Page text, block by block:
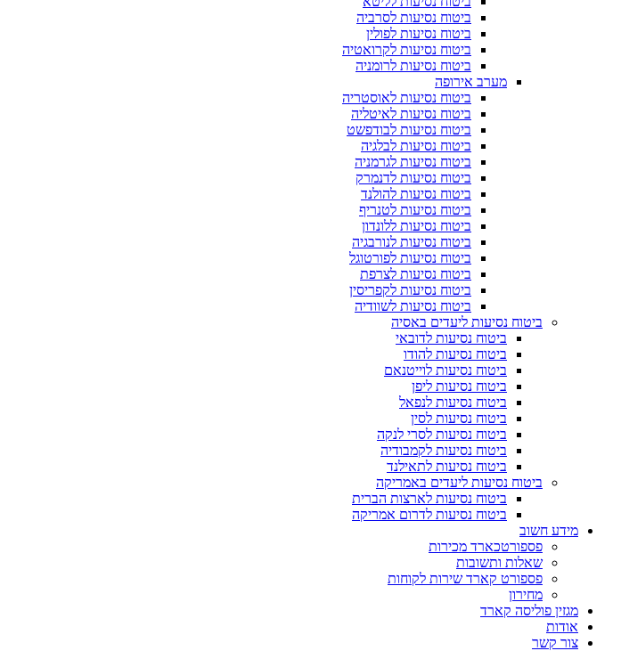
ביטוח נסיעות לסרביה
ביטוח נסיעות לפולין
ביטוח נסיעות לקרואטיה
ביטוח נסיעות לרומניה
מערב אירופה
ביטוח נסיעות לאוסטריה
ביטוח נסיעות לאיטליה
ביטוח נסיעות לבודפשט
ביטוח נסיעות לבלגיה
ביטוח נסיעות לגרמניה
ביטוח נסיעות לדנמרק
ביטוח נסיעות להולנד
ביטוח נסיעות לטנריף
ביטוח נסיעות ללונדון
ביטוח נסיעות לנורבגיה
ביטוח נסיעות לפורטוגל
ביטוח נסיעות לצרפת
ביטוח נסיעות לקפריסין
ביטוח נסיעות לשוודיה
ביטוח נסיעות ליעדים באסיה
ביטוח נסיעות לדובאי
ביטוח נסיעות להודו
ביטוח נסיעות לוייטנאם
ביטוח נסיעות ליפן
ביטוח נסיעות לנפאל
ביטוח נסיעות לסין
ביטוח נסיעות לסרי לנקה
ביטוח נסיעות לקמבודיה
ביטוח נסיעות לתאילנד
ביטוח נסיעות ליעדים באמריקה
ביטוח נסיעות לארצות הברית
ביטוח נסיעות לדרום אמריקה
מידע חשוב
פספורטכארד מכירות
שאלות ותשובות
פספורט קארד שירות לקוחות
מחירון
מגזין פוליסה קארד
אודות
צור קשר